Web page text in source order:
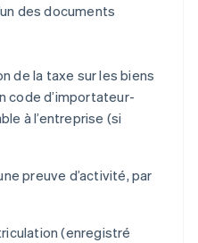
des documents
de la taxe sur les biens
code d’importateur-
à l’entreprise (si
preuve d’activité, par
(enregistré